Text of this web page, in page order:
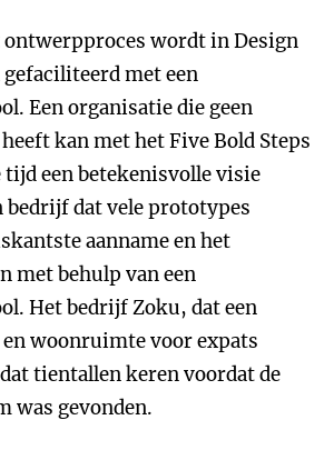
ontwerpproces wordt in Design
gefaciliteerd met een
Een organisatie die geen
kan met het Five Bold Steps
tijd een betekenisvolle visie
bedrijf dat vele prototypes
aanname en het
met behulp van een
Het bedrijf Zoku, dat een
woonruimte voor expats
tientallen keren voordat de
was gevonden.